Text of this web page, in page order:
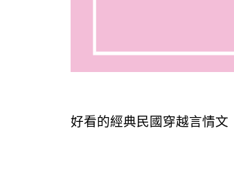
好看的經典民國穿越言情文